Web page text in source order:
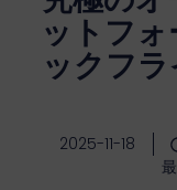
ットフ
ックフ
2025-11-18